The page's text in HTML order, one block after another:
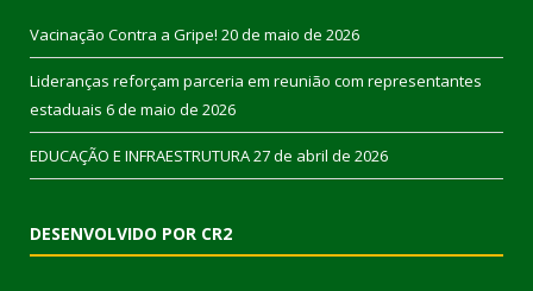
Vacinação Contra a Gripe! 20 de maio de 2026
Lideranças reforçam parceria em reunião com representantes
estaduais 6 de maio de 2026
EDUCAÇÃO E INFRAESTRUTURA27 de abril de 2026
DESENVOLVIDO POR CR2